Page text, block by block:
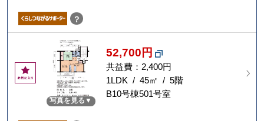
？
お
気
写真を見る
52,700円
共益費：2,400円
1LDK / 45㎡ / 5階
B10号棟501号室